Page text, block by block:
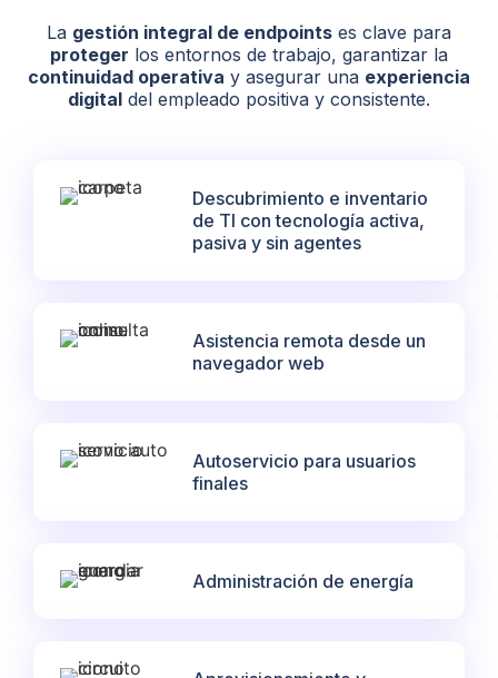
La gestión integral de endpoints es clave para
proteger los entornos de trabajo, garantizar la
continuidad operativa y asegurar una experiencia
digital del empleado positiva y consistente.
Descubrimiento e inventario
de TI con tecnología activa,
pasiva y sin agentes
Asistencia remota desde un
navegador web
Autoservicio para usuarios
finales
Administración de energía